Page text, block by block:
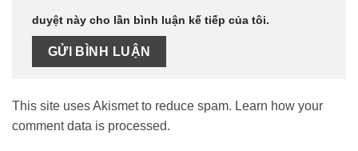
duyệt này cho lần bình luận kế tiếp của tôi.
This site uses Akismet to reduce spam. Learn how your
comment data is processed.